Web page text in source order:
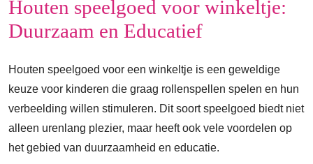
Houten speelgoed voor winkeltje:
Duurzaam en Educatief
Houten speelgoed voor een winkeltje is een geweldige
keuze voor kinderen die graag rollenspellen spelen en hun
verbeelding willen stimuleren. Dit soort speelgoed biedt niet
alleen urenlang plezier, maar heeft ook vele voordelen op
het gebied van duurzaamheid en educatie.